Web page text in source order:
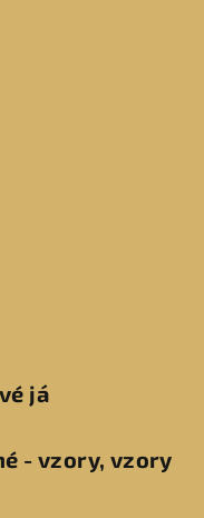
já
- vzory, vzory